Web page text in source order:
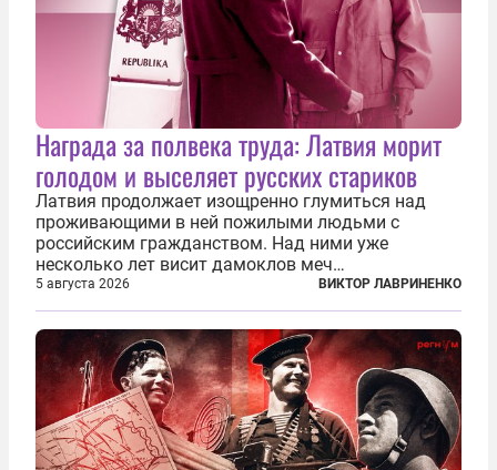
Награда за полвека труда: Латвия морит
голодом и выселяет русских стариков
Латвия продолжает изощренно глумиться над
проживающими в ней пожилыми людьми с
российским гражданством. Над ними уже
несколько лет висит дамоклов меч
насильственного выдворения. Некоторых уже
депортировали, а многие уехали сами, не
дожидаясь изгнания из родных домов. Пожилых
людей, проваливших...
5 августа 2026 ВИКТОР ЛАВРИНЕНКО